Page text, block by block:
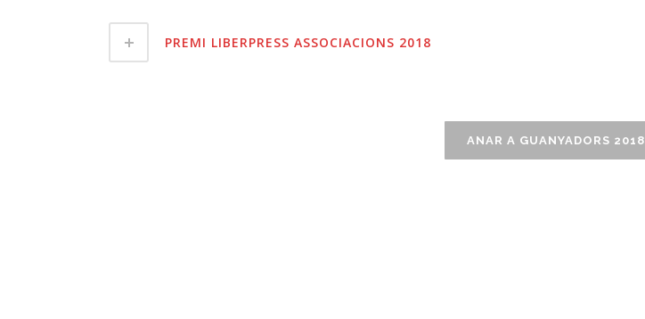
PREMI LIBERPRESS ASSOCIACIONS 2018
ANAR A GUANYADORS 2018